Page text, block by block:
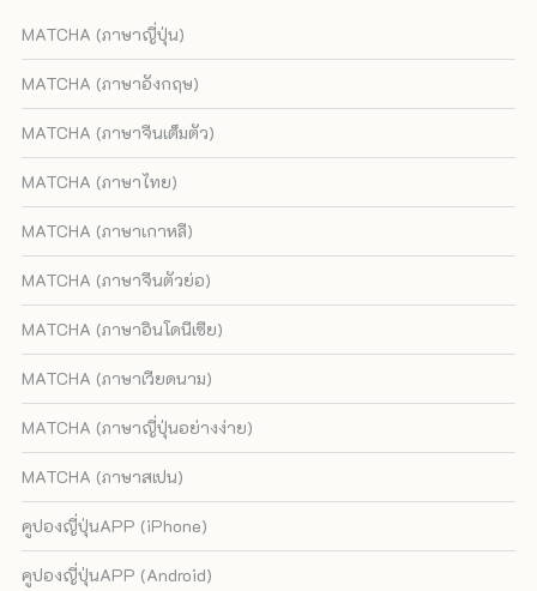
MATCHA (ภาษาญี่ปุ่น)
MATCHA (ภาษาอังกฤษ)
MATCHA (ภาษาจีนเต็มตัว)
MATCHA (ภาษาไทย)
MATCHA (ภาษาเกาหลี)
MATCHA (ภาษาจีนตัวย่อ)
MATCHA (ภาษาอินโดนีเซีย)
MATCHA (ภาษาเวียดนาม)
MATCHA (ภาษาญี่ปุ่นอย่างง่าย)
MATCHA (ภาษาสเปน)
คูปองญี่ปุ่นAPP (iPhone)
คูปองญี่ปุ่นAPP (Android)